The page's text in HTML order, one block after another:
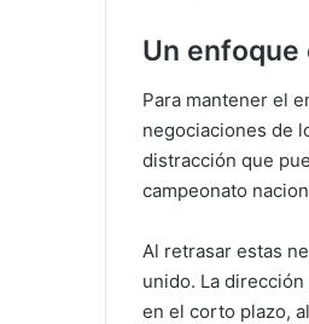
Un
Para mantener el
negociaciones de
distracción que
campeonato
Al retrasar estas
unido. La
en el corto plazo,